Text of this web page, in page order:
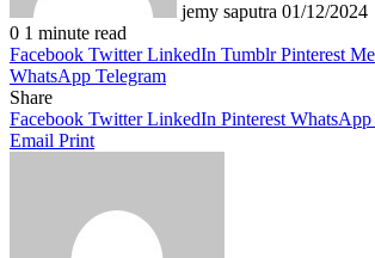
jemy saputra 01/12/2024
0 1 minute read
Facebook Twitter LinkedIn Tumblr Pinterest
WhatsApp Telegram
Share
Facebook Twitter LinkedIn Pinterest WhatsApp
Email Print